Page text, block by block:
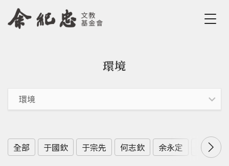
Jump to Navigation
Jump to Main content
環境
全部 于國欽 于宗先 何志欽 余永定 余範英